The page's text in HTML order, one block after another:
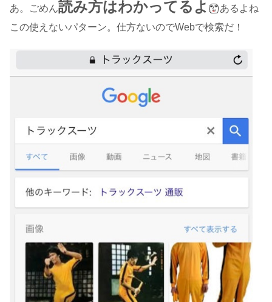
あ。ごめん読み方はわかってるよ
あるよね
この使えないパターン。仕方ないのでWebで検索だ！